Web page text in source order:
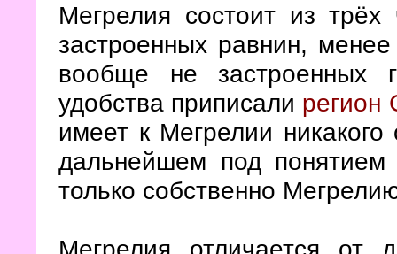
Мегрелия состоит из трёх
застроенных равнин,
вообще не застроенных
удобства приписали регион
имеет к Мегрелии
дальнейшем под
только собственно